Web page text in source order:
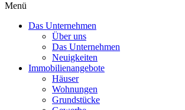
Menü
Das Unternehmen
Über uns
Das Unternehmen
Neuigkeiten
Immobilienangebote
Häuser
Wohnungen
Grundstücke